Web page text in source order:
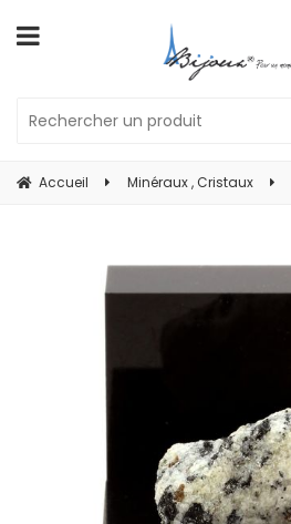
Accueil Minéraux , Cristaux